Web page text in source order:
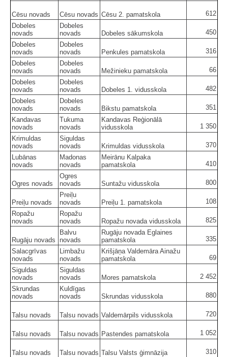
Cēsu novads Cēsu novads Cēsu 2. pamatskola
612
Dobeles
novads
Dobeles
novads
Dobeles sākumskola
450
Dobeles
novads
Dobeles
novads
Penkules pamatskola
316
Dobeles
novads
Dobeles
novads
Mežinieku pamatskola
66
Dobeles
novads
Dobeles
novads
Dobeles 1. vidusskola
482
Dobeles
novads
Dobeles
novads
Bikstu pamatskola
351
Kandavas
novads
Tukuma
novads
Kandavas Reģionālā
vidusskola
1 350
Krimuldas
novads
Siguldas
novads
Krimuldas vidusskola
370
Lubānas
novads
Madonas
novads
Meirānu Kalpaka
pamatskola
410
Ogres novads
Ogres
novads
Suntažu vidusskola 800
Preiļu novads
Preiļu
novads
Preiļu 1. pamatskola
108
Ropažu
novads
Ropažu
novads
Ropažu novada vidusskola 825
Rugāju novads
Balvu
novads
Rugāju novada Eglaines
pamatskola
335
Salacgrīvas
novads
Limbažu
novads
Krišjāņa Valdemāra Ainažu
pamatskola
69
Siguldas
novads
Siguldas
novads
Mores pamatskola
2 452
Skrundas
novads
Kuldīgas
novads
Skrundas vidusskola 880
Talsu novads Talsu novads Valdemārpils vidusskola 720
Talsu novads Talsu novads Pastendes pamatskola 1 052
Talsu novads Talsu novads Talsu Valsts ģimnāzija 310